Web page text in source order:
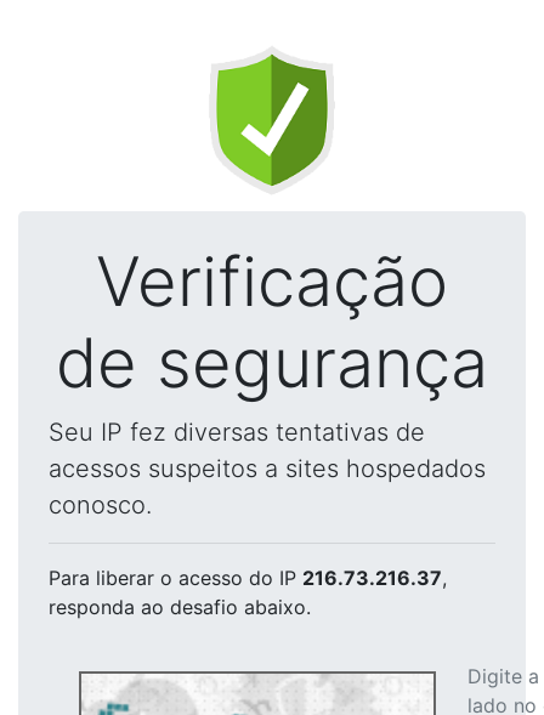
Verificação
de segurança
Seu IP fez diversas tentativas de
acessos suspeitos a sites hospedados
conosco.
Para liberar o acesso do IP 216.73.216.37,
responda ao desafio abaixo.
Digite
lado no